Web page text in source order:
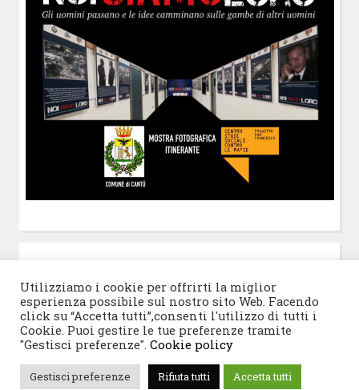
© 2026 Progetto San Francesco |Tema WordPress:
Blogghiamodi CrestaProject.
Utilizziamo i cookie per offrirti la miglior
esperienza possibile sul nostro sito Web. Facendo
click su “Accetta tutti”,consenti l'utilizzo di tutti i
Cookie. Puoi gestire le tue preferenze tramite
"Gestisci preferenze". Cookie policy
Gestisci preferenze Rifiuta tutti Accetta tutti